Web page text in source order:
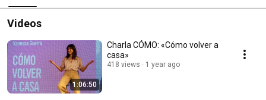
Videos
1:06:50
Charla CÓMO: «Cómo volver a
casa»
418 views 1 year ago